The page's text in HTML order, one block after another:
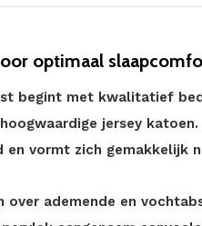
optimaal
begint met kwalitatief
jersey
vormt zich gemakkelijk
ademende en